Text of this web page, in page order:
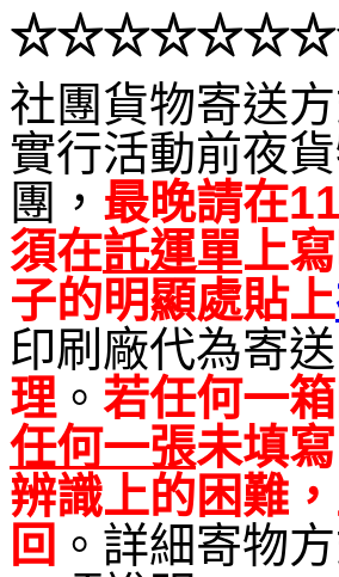
☆☆☆☆☆☆
社團貨物寄送
實行活動前夜
團， 最晚請在
須在託運單上
子的明顯處貼上
印刷廠代為寄
理。 若任何一
任何一張未填
辨識上的困難
回 。詳細寄物